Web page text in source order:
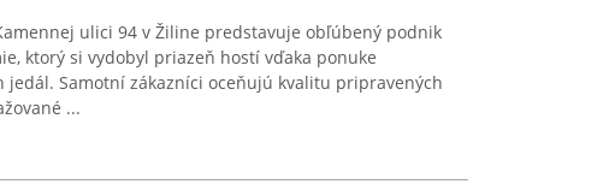
ulici 94 v Žiline predstavuje obľúbený podnik
ktorý si vydobyl priazeň hostí vďaka ponuke
jedál. Samotní zákazníci oceňujú kvalitu pripravených
...